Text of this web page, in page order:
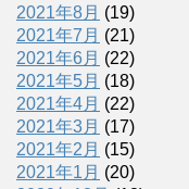
2021年8月 (19)
2021年7月 (21)
2021年6月 (22)
2021年5月 (18)
2021年4月 (22)
2021年3月 (17)
2021年2月 (15)
2021年1月 (20)